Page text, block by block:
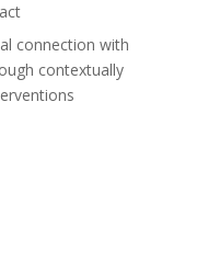
connection with
contextually